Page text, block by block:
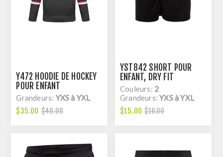
Y472 HOODIE DE HOCKEY
POUR ENFANT
Grandeurs: YXS à YXL
$35.00 $40.00
YST842 SHORT POUR
ENFANT, DRY FIT
Couleurs: 2
Grandeurs:YXS à YXL
$15.00 $18.00